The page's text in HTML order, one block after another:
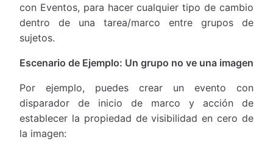
con Eventos, para hacer cualquier tipo de cambio
dentro de una tarea/marco entre grupos de
sujetos.
Escenario de Ejemplo: Un grupo no ve una imagen
Por ejemplo, puedes crear un evento con
disparador de inicio de marco y acción de
establecer la propiedad de visibilidad en cero de
la imagen: